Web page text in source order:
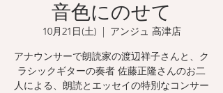
音色にのせて
10月21日(土)
アンジュ 高津店
アナウンサーで朗読家の渡辺祥子さんと、ク
ラシックギターの奏者 佐藤正隆さんのお二
人による、朗読とエッセイの特別なコンサー